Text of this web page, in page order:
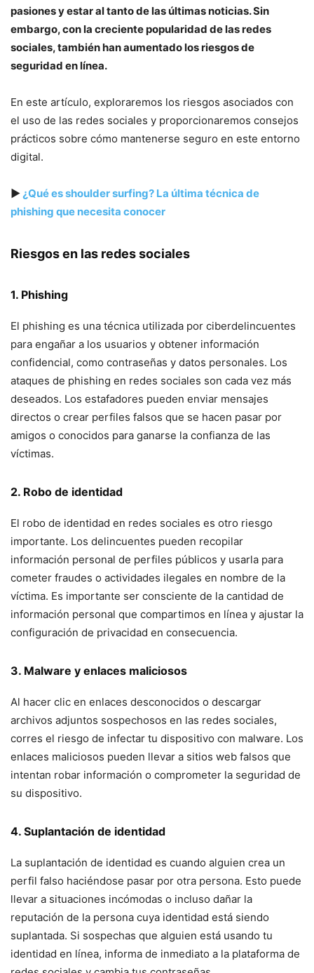
pasiones y estar al tanto de las últimas noticias. Sin
embargo, con la creciente popularidad de las redes
sociales, también han aumentado los riesgos de
seguridad en línea.
En este artículo, exploraremos los riesgos asociados con
el uso de las redes sociales y proporcionaremos consejos
prácticos sobre cómo mantenerse seguro en este entorno
digital.
▶ ¿Qué es shoulder surfing? La última técnica de
phishing que necesita conocer
Riesgos en las redes sociales
1. Phishing
El phishing es una técnica utilizada por ciberdelincuentes
para engañar a los usuarios y obtener información
confidencial, como contraseñas y datos personales. Los
ataques de phishing en redes sociales son cada vez más
deseados. Los estafadores pueden enviar mensajes
directos o crear perfiles falsos que se hacen pasar por
amigos o conocidos para ganarse la confianza de las
víctimas.
2. Robo de identidad
El robo de identidad en redes sociales es otro riesgo
importante. Los delincuentes pueden recopilar
información personal de perfiles públicos y usarla para
cometer fraudes o actividades ilegales en nombre de la
víctima. Es importante ser consciente de la cantidad de
información personal que compartimos en línea y ajustar la
configuración de privacidad en consecuencia.
3. Malware y enlaces maliciosos
Al hacer clic en enlaces desconocidos o descargar
archivos adjuntos sospechosos en las redes sociales,
corres el riesgo de infectar tu dispositivo con malware. Los
enlaces maliciosos pueden llevar a sitios web falsos que
intentan robar información o comprometer la seguridad de
su dispositivo.
4. Suplantación de identidad
La suplantación de identidad es cuando alguien crea un
perfil falso haciéndose pasar por otra persona. Esto puede
llevar a situaciones incómodas o incluso dañar la
reputación de la persona cuya identidad está siendo
suplantada. Si sospechas que alguien está usando tu
identidad en línea, informa de inmediato a la plataforma de